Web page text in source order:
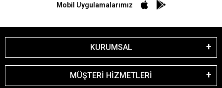
Mobil Uygulamalarımız
KURUMSAL
MÜŞTERİ HİZMETLERİ